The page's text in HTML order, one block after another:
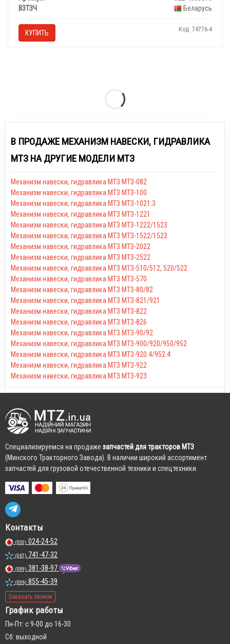
ВЗТЗЧ
Беларусь
КУПИТЬ Код: 74776-4
В ПРОДАЖЕ МЕХАНИЗМ НАВЕСКИ, ГИДРАВЛИКА
МТЗ НА ДРУГИЕ МОДЕЛИ МТЗ
Механизм навески, гидравлика МТЗ МТЗ-082
Механизм навески, гидравлика МТЗ МТЗ-100
Механизм навески, гидравлика МТЗ МТЗ-1021.3
Механизм навески, гидравлика МТЗ МТЗ-1221
Механизм навески, гидравлика МТЗ МТЗ-1222/1523
Механизм навески, гидравлика МТЗ МТЗ-1522/1523
Механизм навески, гидравлика МТЗ МТЗ-2022
Механизм навески, гидравлика МТЗ МТЗ-2522
Механизм навески, гидравлика МТЗ МТЗ-510/512, 520/522
Механизм навески, гидравлика МТЗ МТЗ-570
Механизм навески, гидравлика МТЗ МТЗ-80/82
Механизм навески, гидравлика МТЗ МТЗ-821/921
Механизм навески, гидравлика МТЗ МТЗ-822
Механизм навески, гидравлика МТЗ МТЗ-826
Механизм навески, гидравлика МТЗ МТЗ-90/92
Механизм навески, гидравлика МТЗ МТЗ-900/920/950/952
Механизм навески, гидравлика МТЗ МТЗ-920.4/952.4
Механизм навески, гидравлика МТЗ МТЗ-922
Механизм навески, гидравлика МТЗ МТЗ-923
Cпециализируемся на продаже запчастей для тракторов МТЗ
(Минского Тракторного Завода). В наличии широкий ассортимент
запчастей для грузовой отечественной техники и спецтехники.
Контакты
(050) 024-24-52
(067) 741-47-32
(099) 381-38-97
(096) 855-45-39
Заказать звонок
График работы
Пн-Пт: с 9-00 до 16-30
Сб: выходной